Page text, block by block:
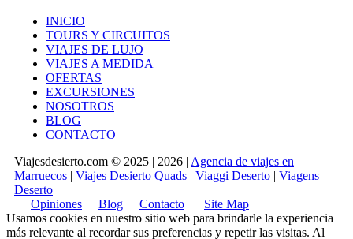
INICIO
TOURS Y CIRCUITOS
VIAJES DE LUJO
VIAJES A MEDIDA
OFERTAS
EXCURSIONES
NOSOTROS
BLOG
CONTACTO
Viajesdesierto.com © 2025 | 2026 | Agencia de viajes en
Marruecos | Viajes Desierto Quads | Viaggi Deserto | Viagens
Deserto
Opiniones
Blog Contacto
Site Map
Usamos cookies en nuestro sitio web para brindarle la experiencia
más relevante al recordar sus preferencias y repetir las visitas. Al